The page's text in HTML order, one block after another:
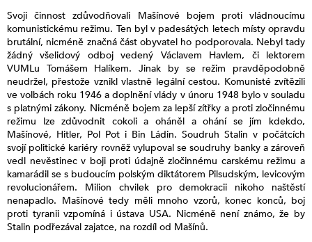
Svoji činnost zdůvodňovali Mašínové bojem proti vládnoucímu
komunistickému režimu. Ten byl v padesátých letech místy opravdu
brutální, nicméně značná část obyvatel ho podporovala. Nebyl tady
žádný všelidový odboj vedený Václavem Havlem, či lektorem
VUMLu Tomášem Halíkem. Jinak by se režim pravděpodobně
neudržel, přestože vznikl vlastně legální cestou. Komunisté zvítězili
ve volbách roku 1946 a doplnění vlády v únoru 1948 bylo v souladu
s platnými zákony. Nicméně bojem za lepší zítřky a proti zločinnému
režimu lze zdůvodnit cokoli a oháněl a ohání se jím kdekdo,
Mašínové, Hitler, Pol Pot i Bin Ládin. Soudruh Stalin v počátcích
svojí politické kariéry rovněž vylupoval se soudruhy banky a zároveň
vedl nevěstinec v boji proti údajně zločinnému carskému režimu a
kamarádil se s budoucím polským diktátorem Pilsudským, levicovým
revolucionářem. Milion chvilek pro demokracii nikoho naštěstí
nenapadlo. Mašínové tedy měli mnoho vzorů, konec konců, boj
proti tyranii vzpomíná i ústava USA. Nicméně není známo, že by
Stalin podřezával zajatce, na rozdíl od Mašínů.